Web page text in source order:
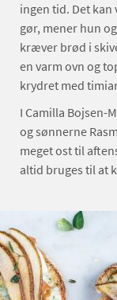
ingen tid. Det kan
gør, mener hun
kræver brød i
en varm ovn og
krydret med
I Camilla Bojsen-
og sønnerne
meget ost til
altid bruges til at